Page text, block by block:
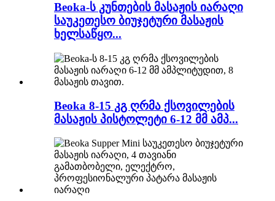
Beoka-ს კუნთების მასაჟის იარაღი
საუკეთესო ბიუჯეტური მასაჟის
ხელსაწყო...
Beoka 8-15 კგ ღრმა ქსოვილების
მასაჟის პისტოლეტი 6-12 მმ ამპ...